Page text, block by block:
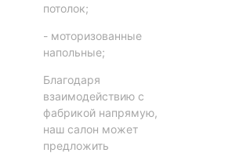
потолок;
- моторизованные
напольные;
Благодаря
взаимодействию с
фабрикой напрямую,
наш салон может
предложить